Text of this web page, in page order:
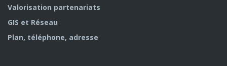
Valorisation partenariats
GIS et Réseau
Plan, téléphone, adresse